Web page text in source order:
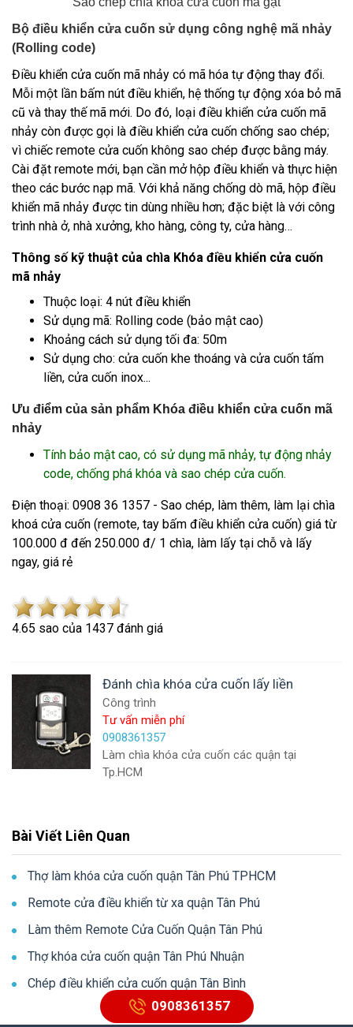
Bộ điều khiển cửa cuốn sử dụng công nghệ mã nhảy
(Rolling code)
Điều khiển cửa cuốn mã nhảy có mã hóa tự động thay đổi.
Mỗi một lần bấm nút điều khiển, hệ thống tự động xóa bỏ mã
cũ và thay thế mã mới. Do đó, loại điều khiển cửa cuốn mã
nhảy còn được gọi là điều khiển cửa cuốn chống sao chép;
vì chiếc remote cửa cuốn không sao chép được bằng máy.
Cài đặt remote mới, bạn cần mở hộp điều khiển và thực hiện
theo các bước nạp mã. Với khả năng chống dò mã, hộp điều
khiển mã nhảy được tin dùng nhiều hơn; đặc biệt là với công
trình nhà ở, nhà xưởng, kho hàng, công ty, cửa hàng…
Thông số kỹ thuật của chìa Khóa điều khiển cửa cuốn
mã nhảy
Thuộc loại: 4 nút điều khiển
Sử dụng mã: Rolling code (bảo mật cao)
Khoảng cách sử dụng tối đa: 50m
Sử dụng cho: cửa cuốn khe thoáng và cửa cuốn tấm
liền, cửa cuốn inox...
Ưu điểm của sản phẩm Khóa điều khiển cửa cuốn mã
nhảy
Tính bảo mật cao, có sử dụng mã nhảy, tự động nhảy
code, chống phá khóa và sao chép cửa cuốn.
Điện thoại: 0908 36 1357 - Sao chép, làm thêm, làm lại chìa
khoá cửa cuốn (remote, tay bấm điều khiển cửa cuốn) giá từ
100.000 đ đến 250.000 đ/ 1 chìa, làm lấy tại chỗ và lấy
ngay, giá rẻ
4.65 sao của 1437 đánh giá
Đánh chìa khóa cửa cuốn lấy liền
Công trình
Tư vấn miễn phí
0908361357
Làm chìa khóa cửa cuốn các quận tại
Tp.HCM
Bài Viết Liên Quan
Thợ làm khóa cửa cuốn quận Tân Phú TPHCM
Remote cửa điều khiển từ xa quận Tân Phú
Làm thêm Remote Cửa Cuốn Quận Tân Phú
Thợ khóa cửa cuốn quận Tân Phú Nhuận
Chép điều khiển cửa cuốn quận Tân Bình
0908361357